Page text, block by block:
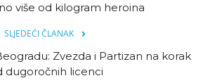
više od kilogram heroina
SLJEDEĆI ČLANAK
Zvezda i Partizan na korak
dugoročnih licenci